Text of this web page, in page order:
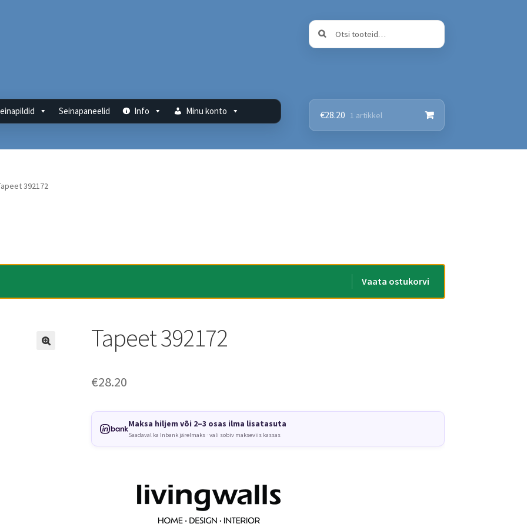
Otsi:
Otsi
Seinapaneelid Info Minu konto €28.20 1 artikkel
392172
Vaata ostukorvi
Tapeet 392172
€28.20
Maksa hiljem või 2–3 osas ilma lisatasuta
Saadaval ka Inbank järelmaks · vali sobiv makseviis kassas